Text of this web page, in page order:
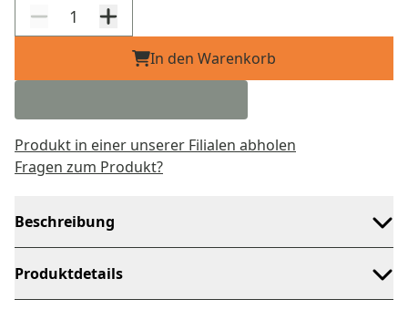
In den Warenkorb
Produkt in einer unserer Filialen abholen
Fragen zum Produkt?
Beschreibung
Produktdetails